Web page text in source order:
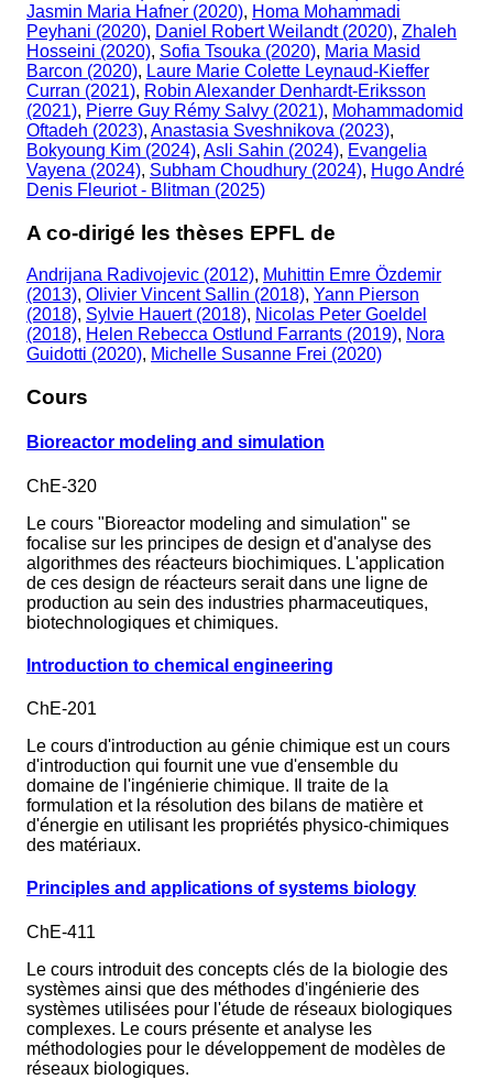
Jasmin Maria Hafner (2020), Homa Mohammadi
Peyhani (2020), Daniel Robert Weilandt (2020), Zhaleh
Hosseini (2020), Sofia Tsouka (2020), Maria Masid
Barcon (2020), Laure Marie Colette Leynaud-Kieffer
Curran (2021), Robin Alexander Denhardt-Eriksson
(2021), Pierre Guy Rémy Salvy (2021), Mohammadomid
Oftadeh (2023), Anastasia Sveshnikova (2023),
Bokyoung Kim (2024), Asli Sahin (2024), Evangelia
Vayena (2024), Subham Choudhury (2024), Hugo André
Denis Fleuriot - Blitman (2025)
A co-dirigé les thèses EPFL de
Andrijana Radivojevic (2012), Muhittin Emre Özdemir
(2013), Olivier Vincent Sallin (2018), Yann Pierson
(2018), Sylvie Hauert (2018), Nicolas Peter Goeldel
(2018), Helen Rebecca Ostlund Farrants (2019), Nora
Guidotti (2020), Michelle Susanne Frei (2020)
Cours
Bioreactor modeling and simulation
ChE-320
Le cours "Bioreactor modeling and simulation" se
focalise sur les principes de design et d'analyse des
algorithmes des réacteurs biochimiques. L'application
de ces design de réacteurs serait dans une ligne de
production au sein des industries pharmaceutiques,
biotechnologiques et chimiques.
Introduction to chemical engineering
ChE-201
Le cours d'introduction au génie chimique est un cours
d'introduction qui fournit une vue d'ensemble du
domaine de l'ingénierie chimique. Il traite de la
formulation et la résolution des bilans de matière et
d'énergie en utilisant les propriétés physico-chimiques
des matériaux.
Principles and applications of systems biology
ChE-411
Le cours introduit des concepts clés de la biologie des
systèmes ainsi que des méthodes d'ingénierie des
systèmes utilisées pour l'étude de réseaux biologiques
complexes. Le cours présente et analyse les
méthodologies pour le développement de modèles de
réseaux biologiques.